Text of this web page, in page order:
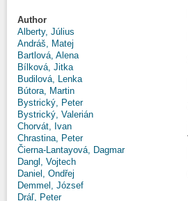
Author
Alberty, Július
Andráš, Matej
Bartlová, Alena
Bílková, Jitka
Budilová, Lenka
Bútora, Martin
Bystrický, Peter
Bystrický, Valerián
Chorvát, Ivan
Chrastina, Peter
Čierna-Lantayová, Dagmar
Dangl, Vojtech
Daniel, Ondřej
Demmel, József
Dráľ, Peter